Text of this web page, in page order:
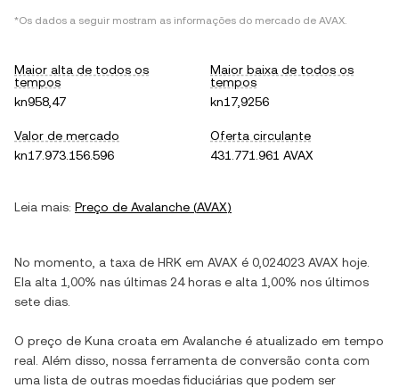
*Os dados a seguir mostram as informações do mercado de AVAX.
Maior alta de todos os
tempos
kn958,47
Maior baixa de todos os
tempos
kn17,9256
Valor de mercado
kn17.973.156.596
Oferta circulante
431.771.961 AVAX
Leia mais: Preço de Avalanche (AVAX)
No momento, a taxa de HRK em AVAX é 0,024023 AVAX hoje.
Ela alta 1,00% nas últimas 24 horas e alta 1,00% nos últimos
sete dias.
O preço de Kuna croata em Avalanche é atualizado em tempo
real. Além disso, nossa ferramenta de conversão conta com
uma lista de outras moedas fiduciárias que podem ser